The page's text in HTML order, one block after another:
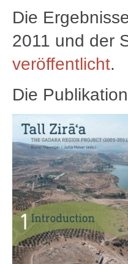
Die
2011 und der
veröffentlicht.
Die